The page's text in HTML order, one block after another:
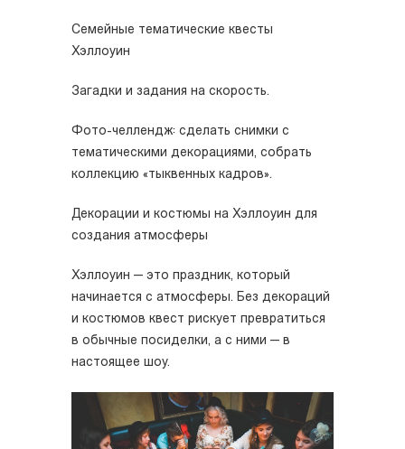
Семейные тематические квесты
Хэллоуин
Загадки и задания на скорость.
Фото-челлендж: сделать снимки с
тематическими декорациями, собрать
коллекцию «тыквенных кадров».
Декорации и костюмы на Хэллоуин для
создания атмосферы
Хэллоуин — это праздник, который
начинается с атмосферы. Без декораций
и костюмов квест рискует превратиться
в обычные посиделки, а с ними — в
настоящее шоу.